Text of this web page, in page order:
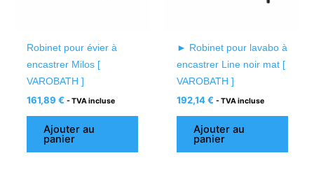
Robinet pour évier à
encastrer Milos [
VAROBATH ]
161,89 € - TVA incluse
Ajouter au
panier
► Robinet pour lavabo à
encastrer Line noir mat [
VAROBATH ]
192,14€ - TVA incluse
Ajouter au
panier